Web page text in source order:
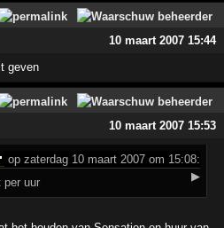
10 maart 2007 15:44
geven
10 maart 2007 15:53
op zaterdag 10 maart 2007 om 15:08:
▶
per uur